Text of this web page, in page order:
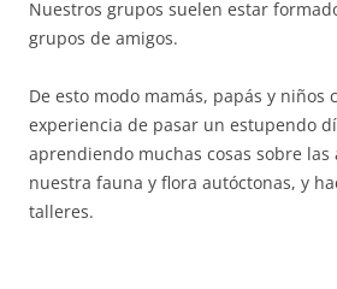
Nuestros grupos suelen estar
grupos de amigos.
De esto modo mamás, papás y niños
experiencia de pasar un estupendo
aprendiendo muchas cosas sobre las
nuestra fauna y flora autóctonas, y
talleres.